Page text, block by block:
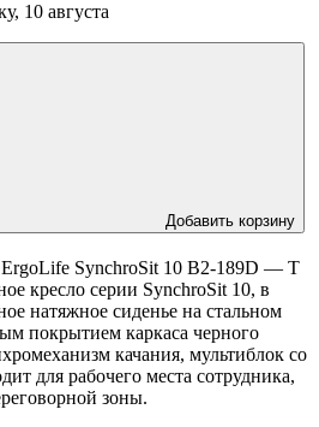
10 августа
Добавить корзину
SynchroSit 10 B2-189D — T
кресло серии SynchroSit 10, в
натяжное сиденье на стальном
покрытием каркаса черного
качания, мультиблок со
для рабочего места сотрудника,
зоны.